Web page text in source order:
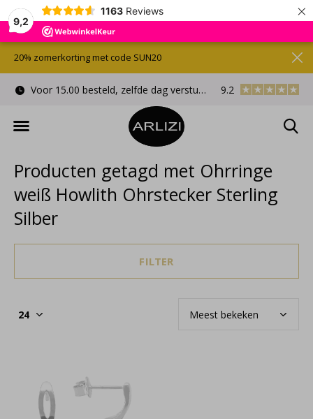
9,2
1163 Reviews ×
Voor 15.00 besteld, zelfde dag verstuurd Gratis
9.2
20% zomerkorting met code SUN20
Producten getagd met Ohrringe
weiß Howlith Ohrstecker Sterling
Silber
FILTER